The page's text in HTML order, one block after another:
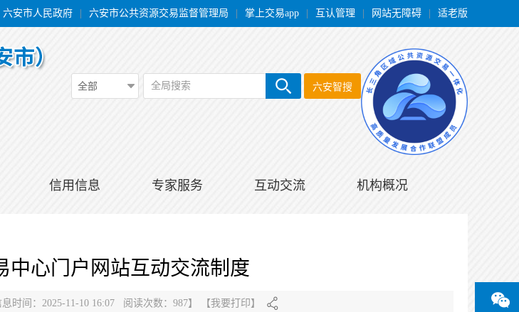
六安市人民政府 六安市公共资源交易监督管理局 掌上交易app 互认管理 网站无障碍 适老版
全部 全局搜索 六安智搜
信用信息 专家服务 互动交流 机构概况
中心门户网站互动交流制度
息时间：2025-11-10 16:07 阅读次数： 987】 【我要打印】